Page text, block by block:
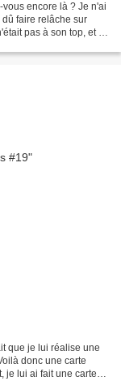
encore là ? Je n'ai
faire relâche sur
pas à son top, et la
que je lui réalise une
donc une carte
je lui ai fait une carte